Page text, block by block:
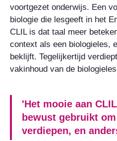
voortgezet onderwijs. Een
biologie die lesgeeft in het
CLIL is dat taal meer
context als een biologieles,
beklijft. Tegelijkertijd
vakinhoud van de
'Het mooie aan
bewust gebruikt
verdiepen, en